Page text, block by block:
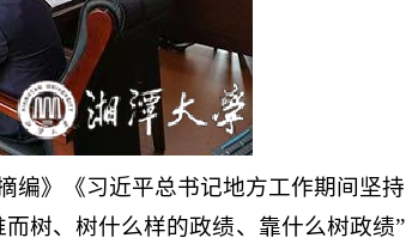
编》《习近平总书记地方工作期间坚持
树、树什么样的政绩、靠什么树政绩”